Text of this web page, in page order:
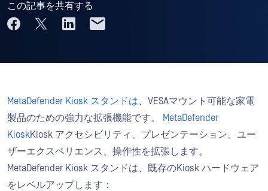
この記事を共有する
MetaDefender Kiosk スタンドは、VESAマウント可能な家電
製品のための強力な拡張機能です。
MetaDefender
KioskKiosk アクセシビリティ、プレゼンテーション、ユー
ザーエクスペリエンス、操作性を拡張します。
MetaDefender Kiosk スタンドは、既存のKiosk ハードウェア
をレベルアップします：